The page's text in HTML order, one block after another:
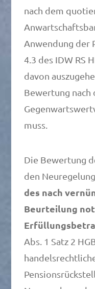
nach dem
Anwendung der
4.3 des IDW RS
davon
Bewertung nach
muss.
Die Bewertung
den
des nach
Beurteilung
Abs. 1 Satz 2